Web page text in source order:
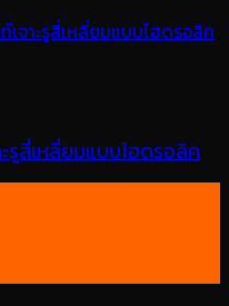
ะรูสี่เหลี่ยมแบบไฮดรอลิค